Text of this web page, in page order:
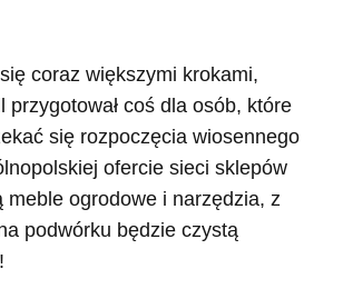
coraz większymi krokami,
przygotował coś dla osób, które
się rozpoczęcia wiosennego
ofercie sieci sklepów
meble ogrodowe i narzędzia, z
podwórku będzie czystą